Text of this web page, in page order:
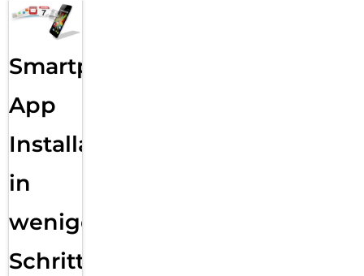
Smartphone
App
Installation
in
wenigen
Schritten